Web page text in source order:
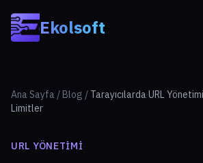
Ekolsoft
Ana Sayfa / Blog / Tarayıcılarda URL
Limitler
URL YÖNETIMI